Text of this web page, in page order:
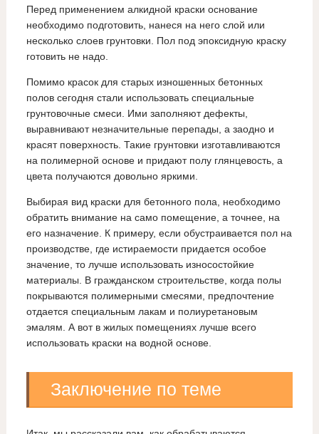
Перед применением алкидной краски основание
необходимо подготовить, нанеся на него слой или
несколько слоев грунтовки. Пол под эпоксидную краску
готовить не надо.
Помимо красок для старых изношенных бетонных
полов сегодня стали использовать специальные
грунтовочные смеси. Ими заполняют дефекты,
выравнивают незначительные перепады, а заодно и
красят поверхность. Такие грунтовки изготавливаются
на полимерной основе и придают полу глянцевость, а
цвета получаются довольно яркими.
Выбирая вид краски для бетонного пола, необходимо
обратить внимание на само помещение, а точнее, на
его назначение. К примеру, если обустраивается пол на
производстве, где истираемости придается особое
значение, то лучше использовать износостойкие
материалы. В гражданском строительстве, когда полы
покрываются полимерными смесями, предпочтение
отдается специальным лакам и полиуретановым
эмалям. А вот в жилых помещениях лучше всего
использовать краски на водной основе.
Заключение по теме